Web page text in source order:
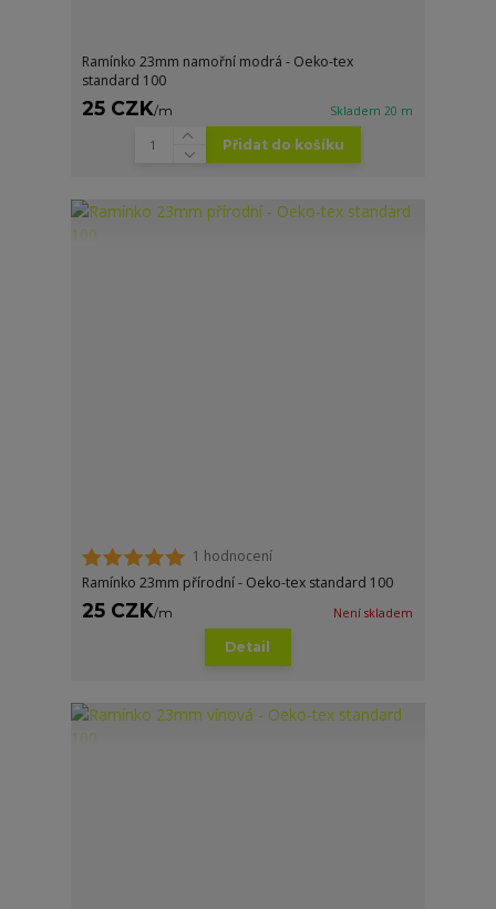
Ramínko 23mm namořní modrá - Oeko-tex
standard 100
25 CZK/m Skladem 20 m
Přidat do košíku
1 hodnocení
Ramínko 23mm přírodní - Oeko-tex standard 100
25 CZK/m Není skladem
Detail